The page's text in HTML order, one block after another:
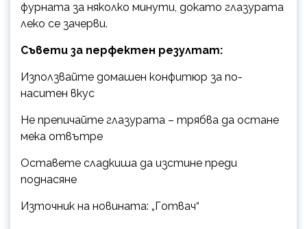
фурната за няколко минути, докато глазурата
леко се зачерви.
Съвети за перфектен резултат:
Използвайте домашен конфитюр за по-
наситен вкус
Не препичайте глазурата – трябва да остане
мека отвътре
Оставете сладкиша да изстине преди
поднасяне
Източник на новината: „Готвач“